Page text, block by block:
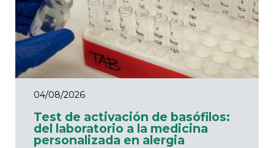
04/08/2026
Test de activación de basófilos:
del laboratorio a la medicina
personalizada en alergia